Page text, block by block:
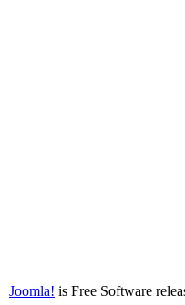
Joomla! is Free Software